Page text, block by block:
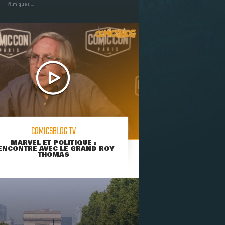
filmiques ...
COMICSBLOG TV
MARVEL ET POLITIQUE :
AVEC LE GRAND ROY
THOMAS